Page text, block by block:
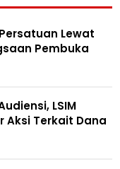
Lewat
Pembuka
LSIM
Aksi Terkait Dana